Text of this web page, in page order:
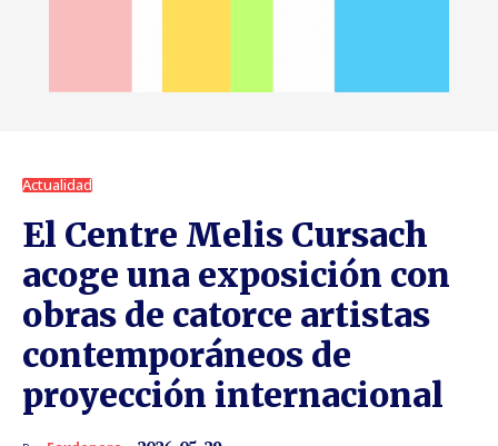
Actualidad
El Centre Melis Cursach
acoge una exposición con
obras de catorce artistas
contemporáneos de
proyección internacional